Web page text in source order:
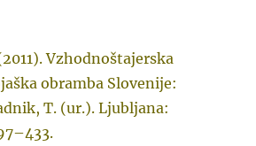
Vzhodnoštajerska
obramba Slovenije:
T. (ur.). Ljubljana: